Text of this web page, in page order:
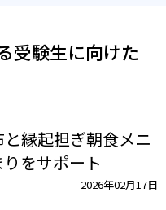
受験生に向けた
縁起担ぎ朝食メニ
をサポート
2026年02月17日